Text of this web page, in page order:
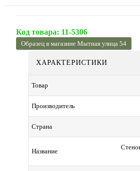
Код товара: 11-5306
Образец в магазине Мытная улица 54
ХАРАКТЕРИСТИКИ
Товар
Производитель
Страна
Название